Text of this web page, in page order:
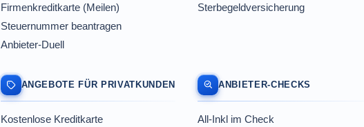
Firmenkreditkarte (Meilen)
Steuernummer beantragen
Anbieter-Duell
Sterbegeldversicherung
ANGEBOTE FÜR PRIVATKUNDEN
Kostenlose Kreditkarte
ANBIETER-CHECKS
All-Inkl im Check